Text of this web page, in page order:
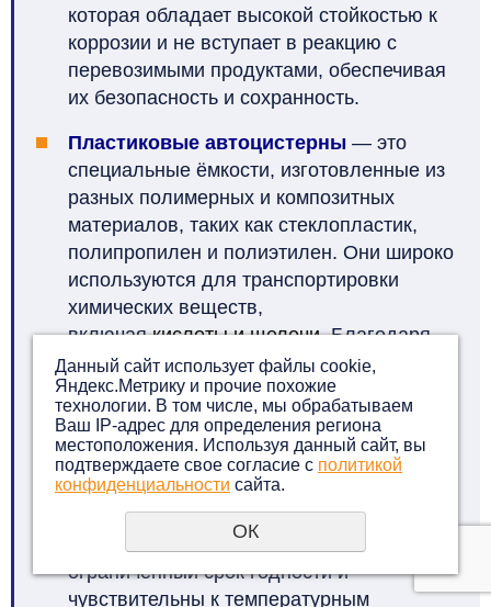
которая обладает высокой стойкостью к
коррозии и не вступает в реакцию с
перевозимыми продуктами, обеспечивая
их безопасность и сохранность.
Пластиковые автоцистерны — это
специальные ёмкости, изготовленные из
разных полимерных и композитных
материалов, таких как стеклопластик,
полипропилен и полиэтилен. Они широко
используются для транспортировки
химических веществ,
включаякислотыищелочи. Благодаря
своей лёгкости и прочности, эти
композитные цистерны часто
применяются для перевозки опасных
грузов с коррозийными свойствами.
Изотермические автоцистерны
уникальные сосуды созданы для
перевозки жидких грузов, которые имеют
ограниченный срок годности и
чувствительны к температурным
Данный сайт использует файлы cookie,
Яндекс.Метрику и прочие похожие
технологии. В том числе, мы обрабатываем
Ваш IP-адрес для определения региона
местоположения. Используя данный сайт, вы
подтверждаете свое согласие с политикой
конфиденциальности сайта.
ОК